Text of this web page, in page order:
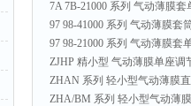
7A 7B-21000 系列 气动薄膜套
97 98-41000 系列 气动薄膜套
97 98-21000 系列 气动薄膜套
ZJHP 精小型 气动薄膜单座调
ZHAN 系列 轻小型气动薄膜
ZHA/BM 系列 轻小型气动薄